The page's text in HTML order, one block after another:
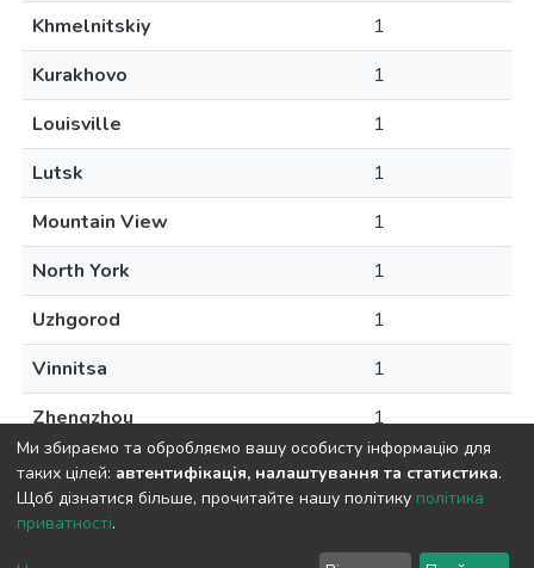
Khmelnitskiy
1
Kurakhovo
1
Louisville
1
Lutsk
1
Mountain View
1
North York
1
Uzhgorod
1
Vinnitsa
1
Zhengzhou
1
Ми збираємо та обробляємо вашу особисту інформацію для
таких цілей: автентифікація, налаштування та статистика.
Щоб дізнатися більше, прочитайте нашу політику політика
приватності.